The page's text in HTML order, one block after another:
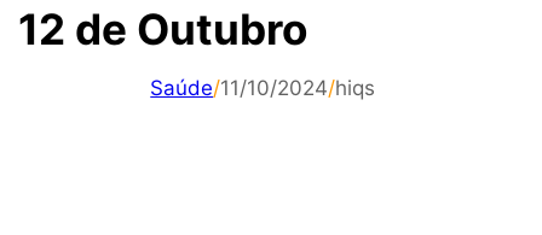
12 de Outubro
Saúde/11/10/2024/hiqs